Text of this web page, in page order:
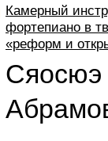
Камерный
фортепиано в
«реформ и
Сяосюэ